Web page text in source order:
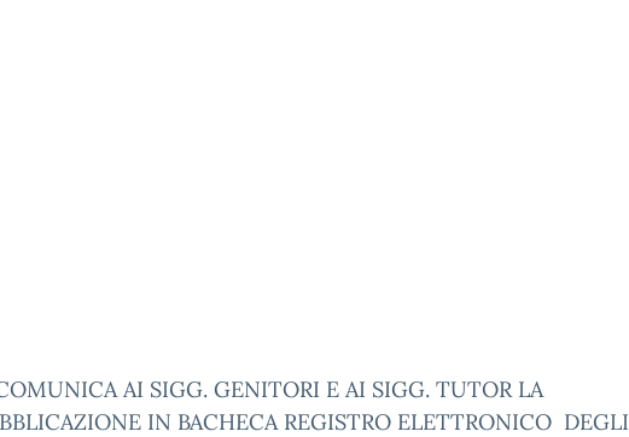
AI SIGG. GENITORI E AI SIGG. TUTOR LA
IN BACHECA REGISTRO ELETTRONICO DEGLI